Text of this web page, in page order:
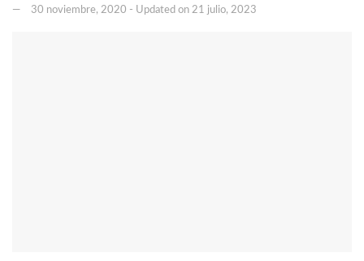
30 noviembre, 2020 - Updated on 21 julio, 2023